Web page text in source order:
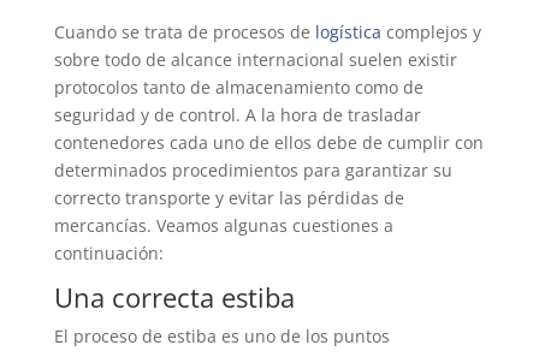
Cuando se trata de procesos de logística complejos y
sobre todo de alcance internacional suelen existir
protocolos tanto de almacenamiento como de
seguridad y de control. A la hora de trasladar
contenedores cada uno de ellos debe de cumplir con
determinados procedimientos para garantizar su
correcto transporte y evitar las pérdidas de
mercancías. Veamos algunas cuestiones a
continuación:
Una correcta estiba
El proceso de estiba es uno de los puntos